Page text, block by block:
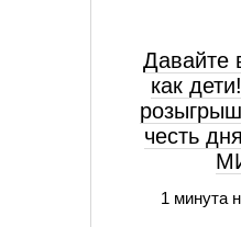
Давайте
как
честь
1 минута